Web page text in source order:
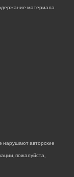
материала
нарушают авторские
пожалуйста,